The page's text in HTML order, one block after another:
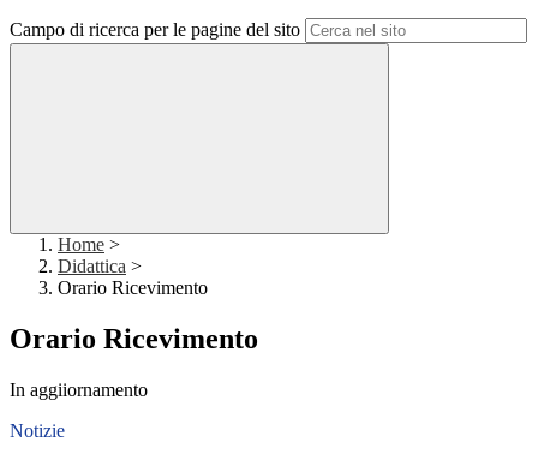
Campo di ricerca per le pagine del sito
Home >
Didattica >
Orario Ricevimento
Orario Ricevimento
In aggiiornamento
Notizie